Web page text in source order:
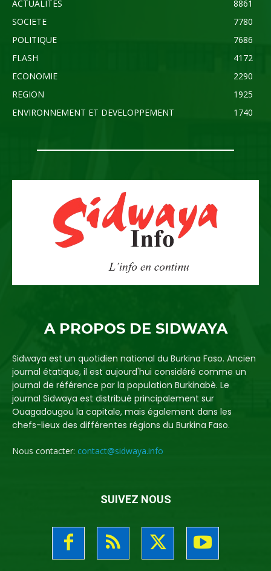
ACTUALITES
8861
SOCIETE
7780
POLITIQUE
7686
FLASH
4172
ECONOMIE
2290
REGION
1925
ENVIRONNEMENT ET DEVELOPPEMENT
1740
A PROPOS DE SIDWAYA
Sidwaya est un quotidien national du Burkina Faso. Ancien
journal étatique, il est aujourd'hui considéré comme un
journal de référence par la population Burkinabè. Le
journal Sidwaya est distribué principalement sur
Ouagadougou la capitale, mais également dans les
chefs-lieux des différentes régions du Burkina Faso.
Nous contacter: contact@sidwaya.info
SUIVEZ NOUS